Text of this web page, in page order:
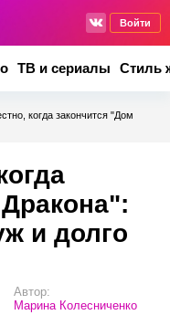
Войти
ТВ и сериалы Стиль
когда закончится "Дом
и долго
Автор:
Марина Колесниченко